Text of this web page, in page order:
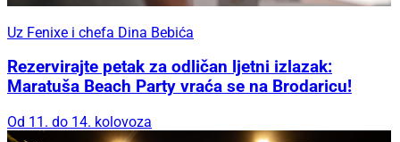
Uz Fenixe i chefa Dina Bebića
Rezervirajte petak za odličan ljetni izlazak:
Maratuša Beach Party vraća se na Brodaricu!
Od 11. do 14. kolovoza